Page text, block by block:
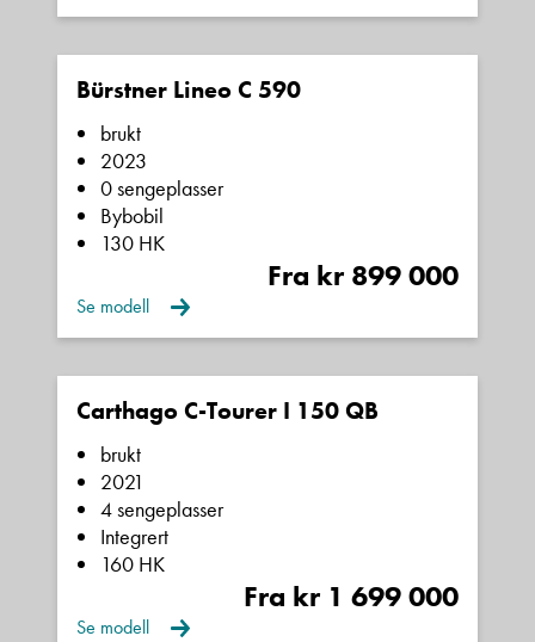
Denne siden er beskyttet av reCAPTCHA og Google
Personvernerklæring
Kontakt oss
Bürstner Lineo C 590
brukt
2023
0 sengeplasser
Bybobil
130 HK
Fra kr 899 000
Se modell
Carthago C-Tourer I 150 QB
brukt
2021
4 sengeplasser
Integrert
160 HK
Fra kr 1 699 000
Se modell